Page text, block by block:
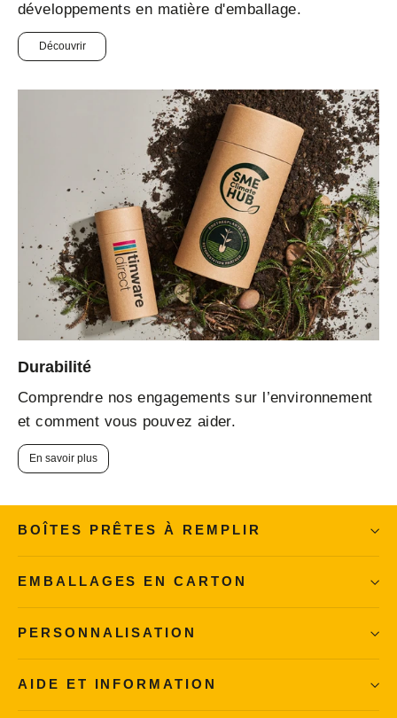
développements en matière d'emballage.
Découvrir
Durabilité
Comprendre nos engagements sur l’environnement
et comment vous pouvez aider.
En savoir plus
BOÎTES PRÊTES À REMPLIR
EMBALLAGES EN CARTON
PERSONNALISATION
AIDE ET INFORMATION